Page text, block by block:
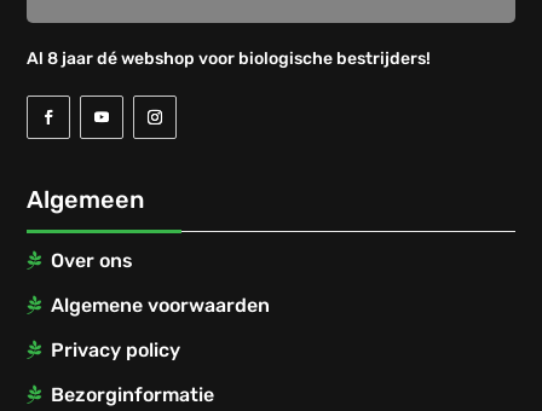
Al 8 jaar dé webshop voor biologische bestrijders!
Algemeen
Over ons
Algemene voorwaarden
Privacy policy
Bezorginformatie